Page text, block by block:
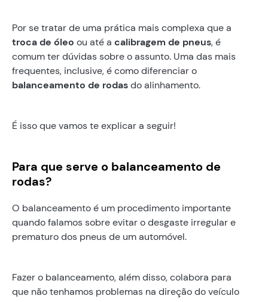
Por se tratar de uma prática mais complexa que a
troca de óleo ou até a calibragem de pneus, é
comum ter dúvidas sobre o assunto. Uma das mais
frequentes, inclusive, é como diferenciar o
balanceamento de rodasdo alinhamento.
É isso que vamos te explicar a seguir!
Para que serve o balanceamento de
rodas?
O balanceamento é um procedimento importante
quando falamos sobre evitar o desgaste irregular e
prematuro dos pneus de um automóvel.
Fazer o balanceamento, além disso, colabora para
que não tenhamos problemas na direção do veículo